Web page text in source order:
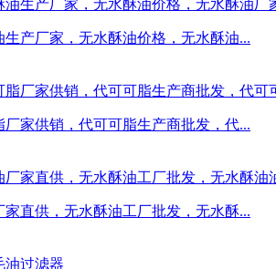
产厂家，无水酥油价格，无水酥油...
家供销，代可可脂生产商批发，代...
直供，无水酥油工厂批发，无水酥...